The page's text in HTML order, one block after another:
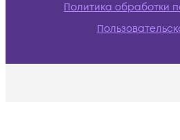
Политика обработки